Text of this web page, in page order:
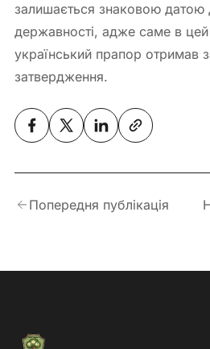
залишається знаковою датою
державності, адже саме в
український прапор отримав
затвердження.
Попередня публікація